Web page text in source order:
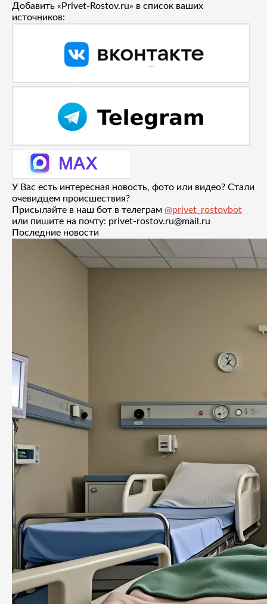
Добавить «Privet-Rostov.ru» в список ваших
источников:
У Вас есть интересная новость, фото или видео? Стали
очевидцем происшествия?
Присылайте в наш бот в телеграм @privet_rostovbot
или пишите на почту: privet-rostov.ru@mail.ru
Последние новости